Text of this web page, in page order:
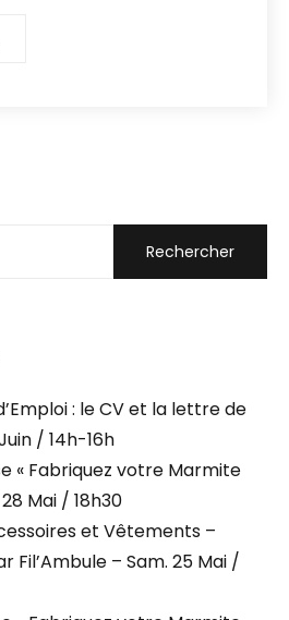
Rechercher
: le CV et la lettre de
/ 14h-16h
« Fabriquez votre Marmite
Mai / 18h30
et Vêtements –
Fil’Ambule – Sam. 25 Mai /